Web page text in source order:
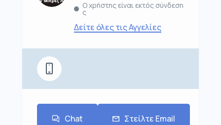
Ο χρήστης είναι εκτός σύνδεση
ς
Δείτε όλες τις Αγγελίες
Chat Στείλτε Email